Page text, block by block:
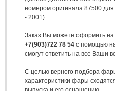
номером оригинала 87500
- 2001).
Заказ Вы можете оформить
+7(903)722 78 54с помощью
смогут ответить на все Ваши
С целью верного подбора
характеристики фары